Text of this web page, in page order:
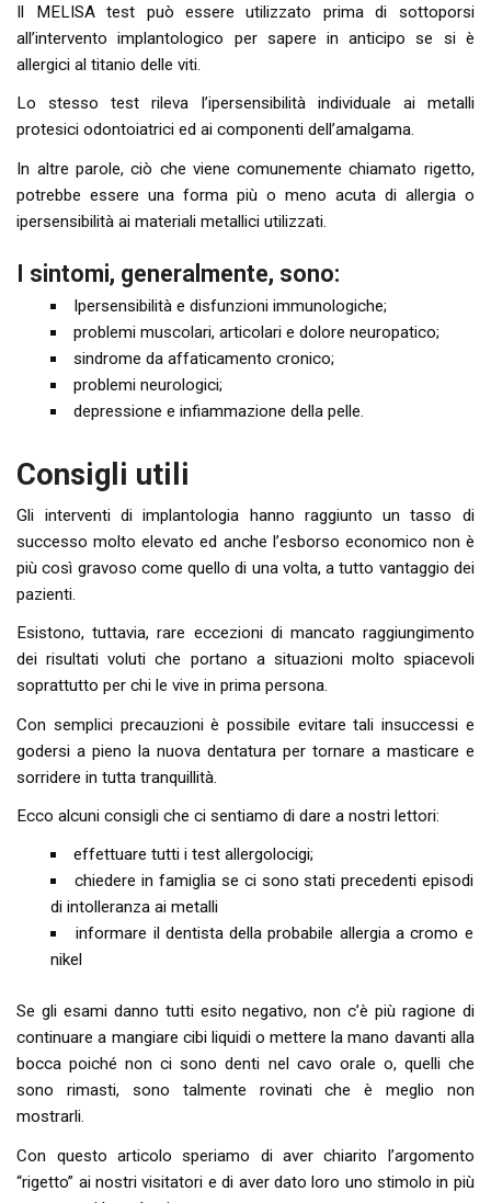
Il MELISA test può essere utilizzato prima di sottoporsi
all’intervento implantologico per sapere in anticipo se si è
allergici al titanio delle viti.
Lo stesso test rileva l’ipersensibilità individuale ai metalli
protesici odontoiatrici ed ai componenti dell’amalgama.
In altre parole, ciò che viene comunemente chiamato rigetto,
potrebbe essere una forma più o meno acuta di allergia o
ipersensibilità ai materiali metallici utilizzati.
I sintomi, generalmente, sono:
Ipersensibilità e disfunzioni immunologiche;
problemi muscolari, articolari e dolore neuropatico;
sindrome da affaticamento cronico;
problemi neurologici;
depressione e infiammazione della pelle.
Consigli utili
Gli interventi di implantologia hanno raggiunto un tasso di
successo molto elevato ed anche l’esborso economico non è
più così gravoso come quello di una volta, a tutto vantaggio dei
pazienti.
Esistono, tuttavia, rare eccezioni di mancato raggiungimento
dei risultati voluti che portano a situazioni molto spiacevoli
soprattutto per chi le vive in prima persona.
Con semplici precauzioni è possibile evitare tali insuccessi e
godersi a pieno la nuova dentatura per tornare a masticare e
sorridere in tutta tranquillità.
Ecco alcuni consigli che ci sentiamo di dare a nostri lettori:
effettuare tutti i test allergolocigi;
chiedere in famiglia se ci sono stati precedenti episodi
di intolleranza ai metalli
informare il dentista della probabile allergia a cromo e
nikel
Se gli esami danno tutti esito negativo, non c’è più ragione di
continuare a mangiare cibi liquidi o mettere la mano davanti alla
bocca poiché non ci sono denti nel cavo orale o, quelli che
sono rimasti, sono talmente rovinati che è meglio non
mostrarli.
Con questo articolo speriamo di aver chiarito l’argomento
“rigetto” ai nostri visitatori e di aver dato loro uno stimolo in più